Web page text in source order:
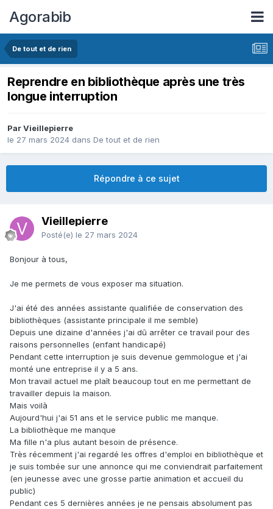
Agorabib
De tout et de rien
Reprendre en bibliothèque après une très
longue interruption
Par Vieillepierre
le 27 mars 2024 dans De tout et de rien
Répondre à ce sujet
Vieillepierre
Posté(e) le 27 mars 2024
Bonjour à tous,
Je me permets de vous exposer ma situation.
J'ai été des années assistante qualifiée de conservation des
bibliothèques (assistante principale il me semble)
Depuis une dizaine d'années j'ai dû arrêter ce travail pour des
raisons personnelles (enfant handicapé)
Pendant cette interruption je suis devenue gemmologue et j'ai
monté une entreprise il y a 5 ans.
Mon travail actuel me plaît beaucoup tout en me permettant de
travailler depuis la maison.
Mais voilà
Aujourd'hui j'ai 51 ans et le service public me manque.
La bibliothèque me manque
Ma fille n'a plus autant besoin de présence.
Très récemment j'ai regardé les offres d'emploi en bibliothèque et
je suis tombée sur une annonce qui me conviendrait parfaitement
(en jeunesse avec une grosse partie animation et accueil du
public)
Pendant ces 5 dernières années je ne pensais absolument pas